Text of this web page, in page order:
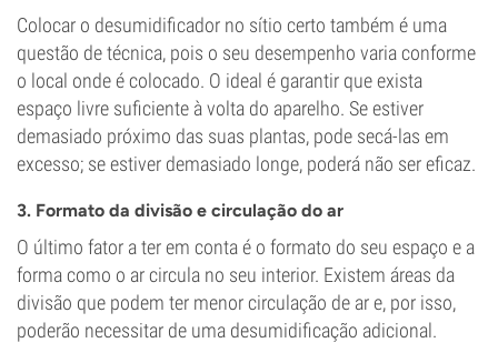
Colocar o desumidificador no sítio certo também é uma
questão de técnica, pois o seu desempenho varia conforme
o local onde é colocado. O ideal é garantir que exista
espaço livre suficiente à volta do aparelho. Se estiver
demasiado próximo das suas plantas, pode secá-las em
excesso; se estiver demasiado longe, poderá não ser eficaz.
3. Formato da divisão e circulação do ar
O último fator a ter em conta é o formato do seu espaço e a
forma como o ar circula no seu interior. Existem áreas da
divisão que podem ter menor circulação de ar e, por isso,
poderão necessitar de uma desumidificação adicional.